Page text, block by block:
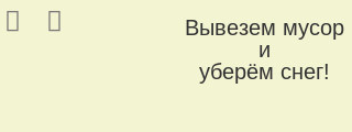
Вывезем мусор
и
уберём снег!